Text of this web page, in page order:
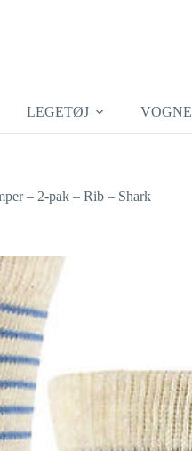
LEGETØJ VOGNE
– 2-pak – Rib – Shark